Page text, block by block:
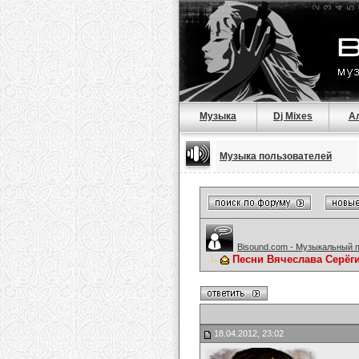
Музыка Dj Mixes
Музыка пользователей
Bisound.com - Музыкальный
Песни Вячеслава
18.04.2012, 23:02